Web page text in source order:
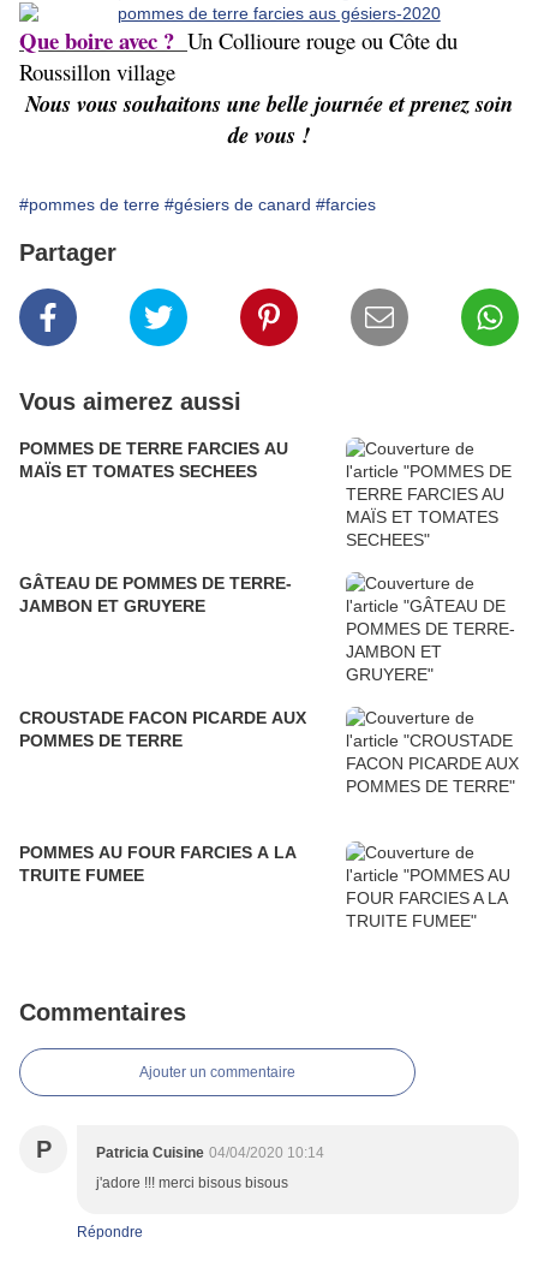
Que boire avec ? Un Collioure rouge ou Côte du
Roussillon village
Nous vous souhaitons une belle journée et prenez soin
de vous !
#pommes de terre #gésiers de canard #farcies
Partager
Vous aimerez aussi
POMMES DE TERRE FARCIES AU
MAÏS ET TOMATES SECHEES
GÂTEAU DE POMMES DE TERRE-
JAMBON ET GRUYERE
CROUSTADE FACON PICARDE AUX
POMMES DE TERRE
POMMES AU FOUR FARCIES A LA
TRUITE FUMEE
Commentaires
Ajouter un commentaire
P Patricia Cuisine 04/04/2020 10:14
j'adore !!! merci bisous bisous
Répondre